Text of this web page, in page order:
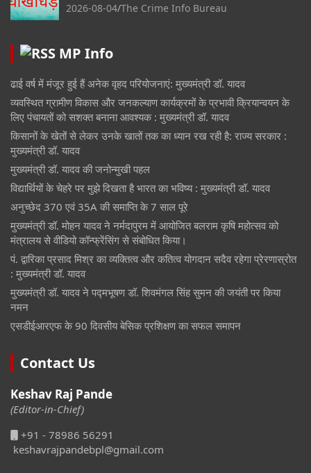
2026-08-04 The Crime Info Bureau
MP Info
ढाई वर्ष में मंजूर हुई हैं अनेक वृहद परियोजनाएं: मुख्यमंत्री डॉ. यादव
व्यवस्थित ग्रामीण विकास और जनकल्याण कार्यक्रमों के प्रभावी क्रियान्वयन के
लिए पंचायतों को सशक्त बनाना आवश्यक : मुख्यमंत्री डॉ. यादव
किसानों के खेतों से लेकर उनके खातों तक का ध्यान रख रही है: राज्य सरकार :
मुख्यमंत्री डॉ. यादव
मुख्यमंत्री डॉ. यादव की जनोन्मुखी पहल
विद्यार्थियों के चेहरे पर मुझे दिखता है भारत का भविष्य : मुख्यमंत्री डॉ. यादव
अनुच्छेद 370 एवं 35A की समाप्ति के 7 साल पूरे
मुख्यमंत्री डॉ. मोहन यादव ने नर्मदापुरम में आयोजित बलराम कृषि महोत्सव को
मंत्रालय से वीडियो कॉन्फ्रेंसिंग से संबोधित किया।
पं. द्वारिका प्रसाद मिश्र का व्यक्तित्व और कतित्व योगदान सदैव रहेगा प्रेरणास्रोत
: मुख्यमंत्री डॉ. यादव
मुख्यमंत्री डॉ. यादव ने पद्मभूषण डॉ. शिवमंगल सिंह सुमन की जयंती पर किया
नमन
एसडीईआरएफ के 90 दिवसीय बेसिक प्रशिक्षण का सफल समापन
Contact Us
Keshav Raj Pande
(Editor-in-Chief)
+91 - 78986 56291
keshavrajpandebpl@gmail.com